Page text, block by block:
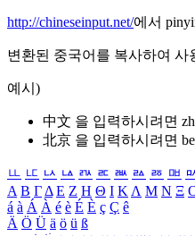
http://chineseinput.net/에서
변환된 중국어를 복사하여 사
예시)
中文 을 입력하시려면
北京 을 입력하시려면
ㅥ ㅦ ㅧ ㅨ ㅩ ㅪ ㅫ ㅬ ㅭ ㅮ
Α Β ΓΔ Ε Ζ Η Θ Ι ΚΛ Μ Ν Ξ
á à Á À é è É È ç Ç ê
Ä Ö Ü ä ö ü ß